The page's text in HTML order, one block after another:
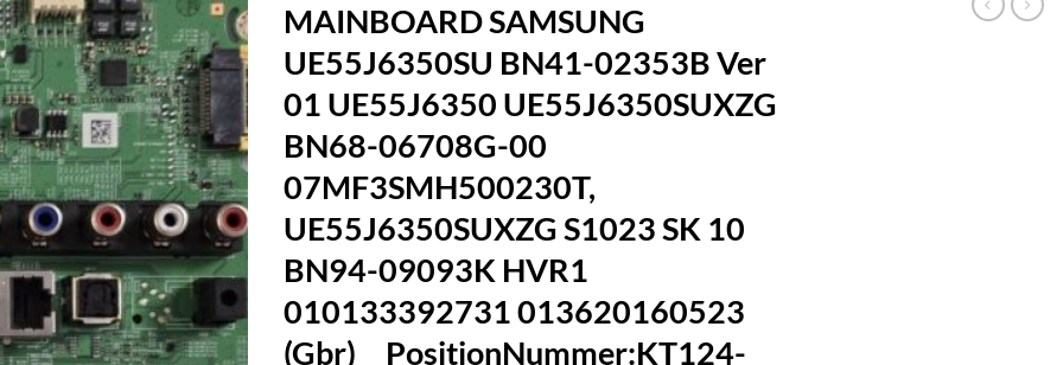
MAINBOARD SAMSUNG
UE55J6350SU BN41-02353B Ver
01 UE55J6350 UE55J6350SUXZG
BN68-06708G-00
07MF3SMH500230T,
UE55J6350SUXZG S1023 SK 10
BN94-09093K HVR1
010133392731 013620160523
(Gbr) PositionNummer:KT124-